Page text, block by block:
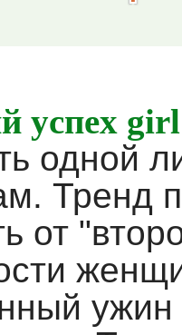
успех
одной
Тренд
от
ужин